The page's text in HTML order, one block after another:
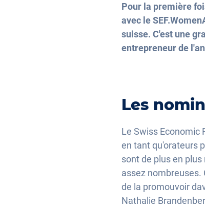
Pour la première
avec le
suisse. C'est une
entrepreneur de
Les
Le Swiss Economic
en tant qu'orateurs
sont de plus en
assez nombreuses.
de la promouvoir
Nathalie